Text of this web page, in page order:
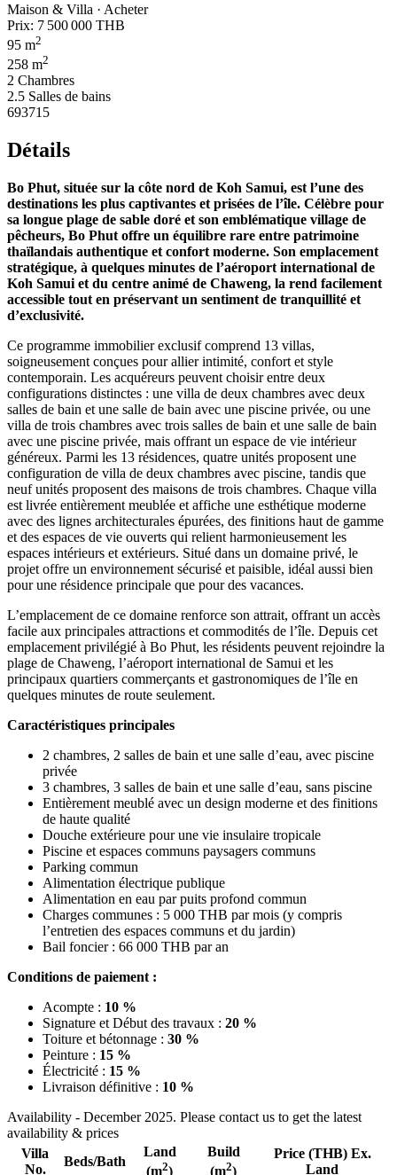
Maison & Villa · Acheter
Prix: 7 500 000 THB
95 m2
258 m2
2 Chambres
2.5 Salles de bains
693715
Détails
Bo Phut, située sur la côte nord de Koh Samui, est l’une des
destinations les plus captivantes et prisées de l’île. Célèbre pour
sa longue plage de sable doré et son emblématique village de
pêcheurs, Bo Phut offre un équilibre rare entre patrimoine
thaïlandais authentique et confort moderne. Son emplacement
stratégique, à quelques minutes de l’aéroport international de
Koh Samui et du centre animé de Chaweng, la rend facilement
accessible tout en préservant un sentiment de tranquillité et
d’exclusivité.
Ce programme immobilier exclusif comprend 13 villas,
soigneusement conçues pour allier intimité, confort et style
contemporain. Les acquéreurs peuvent choisir entre deux
configurations distinctes : une villa de deux chambres avec deux
salles de bain et une salle de bain avec une piscine privée, ou une
villa de trois chambres avec trois salles de bain et une salle de bain
avec une piscine privée, mais offrant un espace de vie intérieur
généreux. Parmi les 13 résidences, quatre unités proposent une
configuration de villa de deux chambres avec piscine, tandis que
neuf unités proposent des maisons de trois chambres. Chaque villa
est livrée entièrement meublée et affiche une esthétique moderne
avec des lignes architecturales épurées, des finitions haut de gamme
et des espaces de vie ouverts qui relient harmonieusement les
espaces intérieurs et extérieurs. Situé dans un domaine privé, le
projet offre un environnement sécurisé et paisible, idéal aussi bien
pour une résidence principale que pour des vacances.
L’emplacement de ce domaine renforce son attrait, offrant un accès
facile aux principales attractions et commodités de l’île. Depuis cet
emplacement privilégié à Bo Phut, les résidents peuvent rejoindre la
plage de Chaweng, l’aéroport international de Samui et les
principaux quartiers commerçants et gastronomiques de l’île en
quelques minutes de route seulement.
Caractéristiques principales
2 chambres, 2 salles de bain et une salle d’eau, avec piscine
privée
3 chambres, 3 salles de bain et une salle d’eau, sans piscine
Entièrement meublé avec un design moderne et des finitions
de haute qualité
Douche extérieure pour une vie insulaire tropicale
Piscine et espaces communs paysagers communs
Parking commun
Alimentation électrique publique
Alimentation en eau par puits profond commun
Charges communes : 5 000 THB par mois (y compris
l’entretien des espaces communs et du jardin)
Bail foncier : 66 000 THB par an
Conditions de paiement :
Acompte : 10 %
Signature et Début des travaux : 20 %
Toiture et bétonnage : 30 %
Peinture : 15 %
Électricité : 15 %
Livraison définitive : 10 %
Availability - December 2025. Please contact us to get the latest
availability & prices
Villa
No.
Beds/Bath
Land
(m2)
Build
(m2)
Price (THB) Ex.
Land